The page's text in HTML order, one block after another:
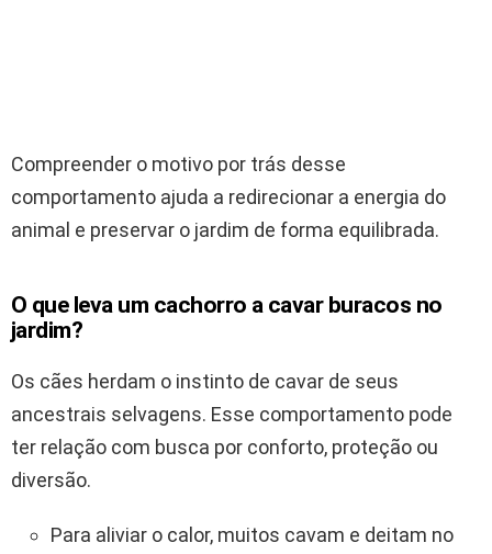
Compreender o motivo por trás desse
comportamento ajuda a redirecionar a energia do
animal e preservar o jardim de forma equilibrada.
O que leva um cachorro a cavar buracos no
jardim?
Os cães herdam o instinto de cavar de seus
ancestrais selvagens. Esse comportamento pode
ter relação com busca por conforto, proteção ou
diversão.
Para aliviar o calor, muitos cavam e deitam no